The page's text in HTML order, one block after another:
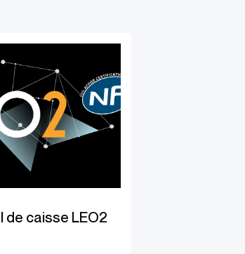
de caisse LEO2